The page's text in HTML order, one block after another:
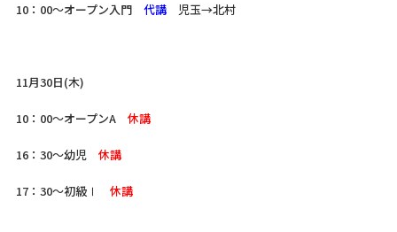
10：00～オープン入門 代講児玉→北村
11月30日(木)
10：00～オープンA 休講
16：30～幼児 休講
17：30～初級Ⅰ 休講